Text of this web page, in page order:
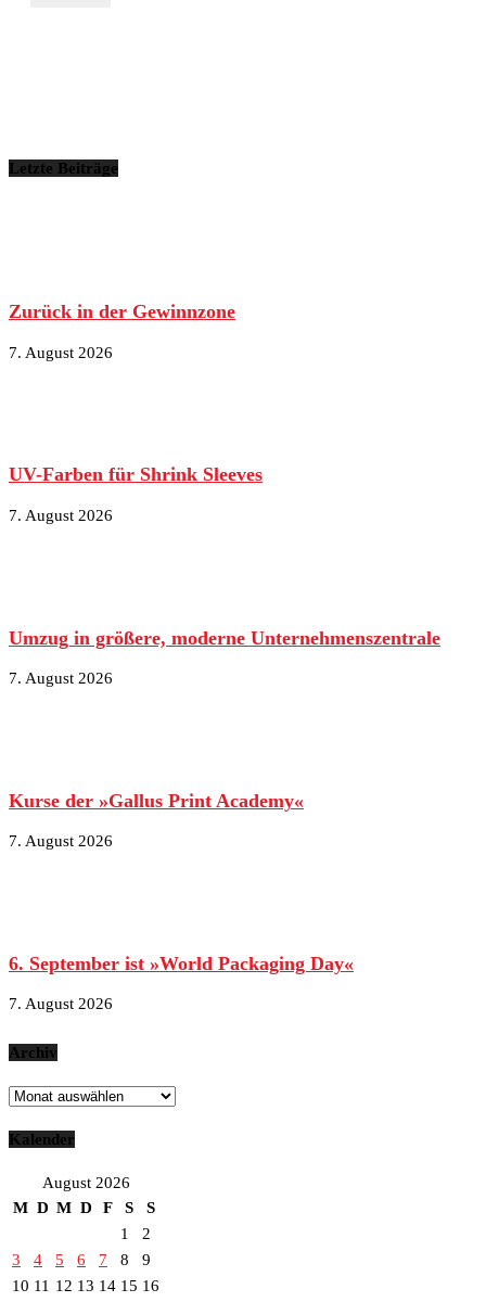
Letzte Beiträge
Zurück in der Gewinnzone
7. August 2026
UV-Farben für Shrink Sleeves
7. August 2026
Umzug in größere, moderne Unternehmenszentrale
7. August 2026
Kurse der »Gallus Print Academy«
7. August 2026
6. September ist »World Packaging Day«
7. August 2026
Archiv
Archiv
Kalender
August 2026
M D M D F S
S
1
2
3
4 5 6 7 8
9
10 11 12 13 14 15 16